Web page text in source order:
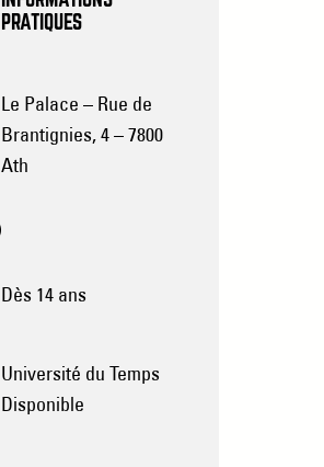
PRATIQUES
Le Palace – Rue de
Brantignies, 4 – 7800
Ath
Dès 14 ans
Université du Temps
Disponible